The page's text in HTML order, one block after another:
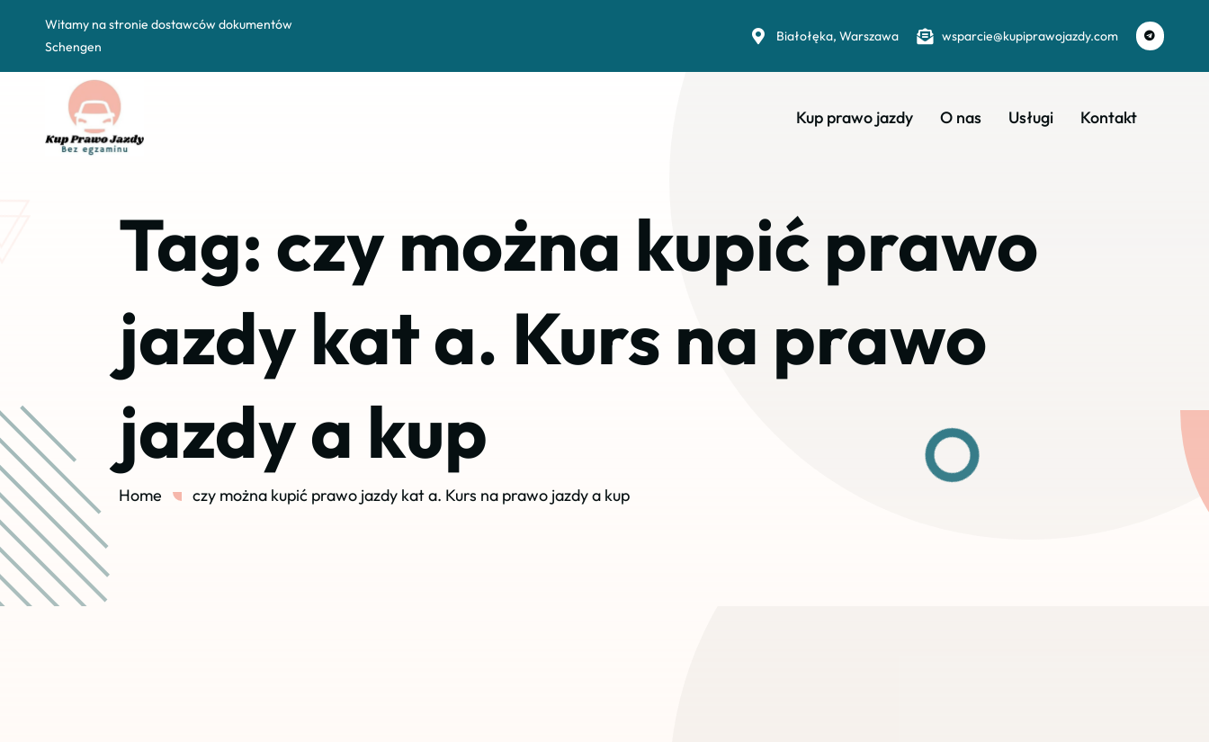
Witamy na stronie dostawców dokumentów
Schengen
Białołęka, Warszawa wsparcie@kupiprawojazdy.com
Kup prawo jazdy O nas Usługi Kontakt
Tag:czy można kupić prawo
jazdy kat a. Kurs na prawo
jazdy a kup
Home czy można kupić prawo jazdy kat a. Kurs na prawo jazdy a kup